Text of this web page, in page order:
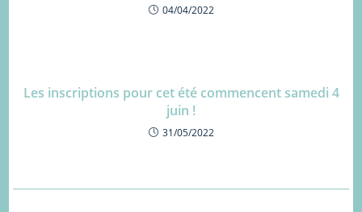
04/04/2022
Les inscriptions pour cet été commencent samedi 4
juin !
31/05/2022